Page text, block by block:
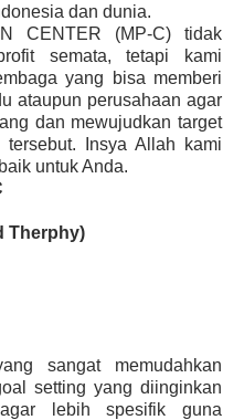
dan dunia.
CENTER (MP-C) tidak
semata, tetapi kami
yang bisa memberi
ataupun perusahaan agar
dan mewujudkan target
Insya Allah kami
untuk Anda.
Therphy)
sangat memudahkan
setting yang diinginkan
lebih spesifik guna